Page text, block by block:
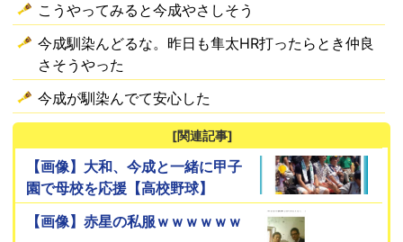
こうやってみると今成やさしそう
今成馴染んどるな。昨日も隼太HR打ったらとき仲良
さそうやった
今成が馴染んでて安心した
[関連記事]
【画像】大和、今成と一緒に甲子
園で母校を応援【高校野球】
【画像】赤星の私服ｗｗｗｗｗｗ